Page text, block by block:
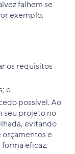
falhem se
exemplo,
os requisitos
e
possível. Ao
seu projeto no
evitando
orçamentos e
eficaz.